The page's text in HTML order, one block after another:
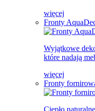
więcej
Fronty
Wyjątkowe
które nadają
więcej
Fronty
Ciepło